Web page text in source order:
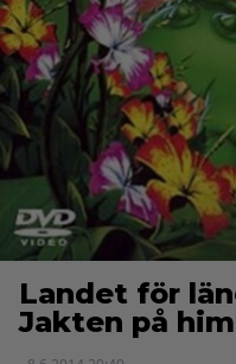
Landet för
Jakten på